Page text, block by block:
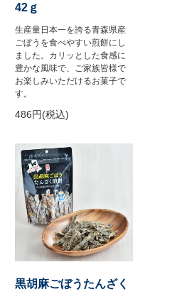
42ｇ
生産量日本一を誇る青森県産
ごぼうを食べやすい煎餅にし
ました。カリッとした食感に
豊かな風味で、ご家族皆様で
お楽しみいただけるお菓子で
す。
486円(税込)
黒胡麻ごぼうたんざく